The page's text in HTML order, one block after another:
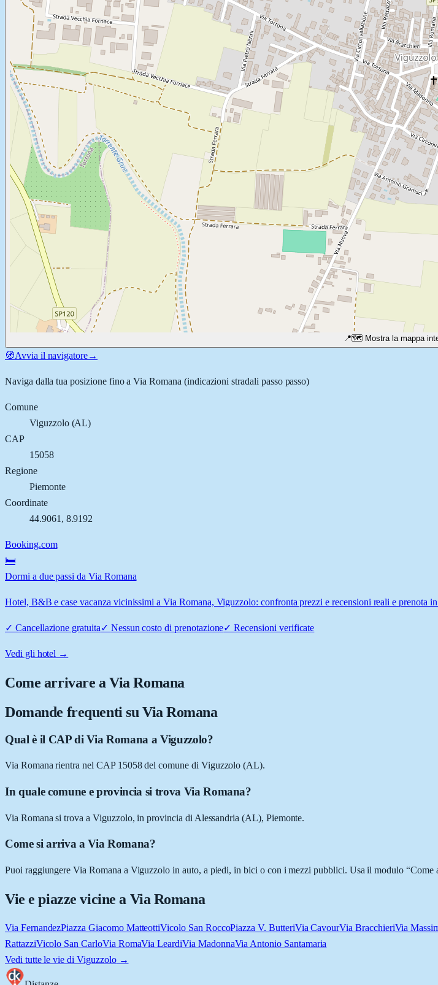
📍🗺️ Mostra la mappa
🧭Avvia il navigatore→
Naviga dalla tua posizione fino aVia Romana (indicazioni stradali passo passo)
Comune
Viguzzolo(AL)
CAP
15058
Regione
Piemonte
Coordinate
44.9061 , 8.9192
Booking.com
🛏️
Dormi a due passi da Via Romana
Hotel, B&B e case vacanza vicinissimi a Via Romana, Viguzzolo: confronta prezzi e recensioni reali e prenota
✓ Cancellazione gratuita✓ Nessun costo di prenotazione✓Recensioni verificate
Vedi gli hotel →
Come arrivare aVia Romana
Domande frequenti su Via Romana
Qual è il CAP di Via Romana a Viguzzolo?
Via Romana rientra nel CAP 15058 del comune di Viguzzolo (AL).
In quale comune e provincia si trova Via Romana?
Via Romana si trova a Viguzzolo, in provincia di Alessandria (AL), Piemonte.
Come si arriva a Via Romana?
Puoi raggiungere Via Romana a Viguzzolo in auto, a piedi, in bici o con i mezzi pubblici. Usa il modulo “Come
Vie e piazze vicine a Via Romana
Via FernandezPiazza Giacomo MatteottiVicolo San RoccoPiazza V. ButteriVia CavourVia BracchieriVia
RattazziVicolo San CarloVia RomaVia LeardiVia MadonnaVia Antonio Santamaria
Vedi tutte le vie di Viguzzolo→